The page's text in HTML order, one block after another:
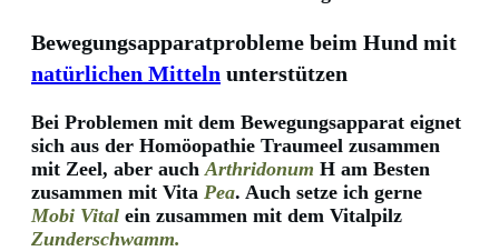
Bewegungsapparatprobleme beim Hund mit
natürlichen Mitteln unterstützen
Bei Problemen mit dem Bewegungsapparat eignet
sich aus der Homöopathie Traumeel zusammen
mit Zeel, aber auchArthridonum H am Besten
zusammen mit Vita Pea. Auch setze ich gerne
Mobi Vital ein zusammen mit dem Vitalpilz
Zunderschwamm.